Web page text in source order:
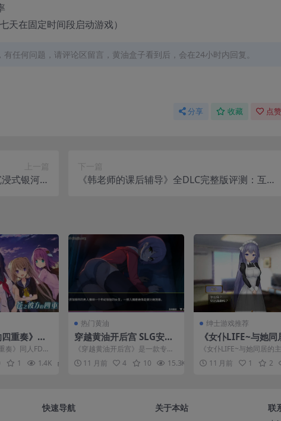
天在固定时间段启动游戏）
任何问题，请评论区留言，黄油盒子看到后，会在24小时内回复。
分享 收藏 点
上一篇
式银河铁
下一篇
《韩老师的课后辅导》全DLC完整版评测：互动
四重奏》同
界的答卷》
：明日香专
求
奏》同人FD
》是由民间团
衍生作品...
1 1.4K
热门黄油
穿越黄油开后宫 SLG安卓
直装版：奇幻冒险与多角
色互动
《穿越黄油开后宫》是一款专为
安卓平台打造的SLG策略模拟游
戏，玩家将扮演穿越至魔...
11 月前 4 10 15.3K 0
绅士游戏推荐
《女仆LIFE~与她同
主仆生活》安卓汉
沉浸式主从互动体验
《女仆LIFE~与她同居的
活》汉化版现已登陆安卓
带来前所未有的主仆互...
11 月前 1 2
快速导航 关于本站
联